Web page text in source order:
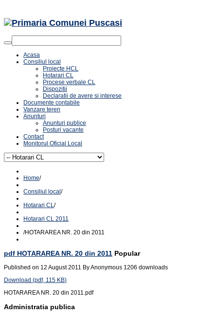
Acasa
Consiliul local
Proiecte HCL
Hotarari CL
Procese verbale CL
Dispozitii
Declaratii de avere si interese
Documente contabile
Vanzare teren
Anunturi
Anunturi publice
Posturi vacante
Contact
Monitorul Oficial Local
Home/
Consiliul local/
Hotarari CL/
Hotarari CL 2011
/HOTARAREA NR. 20 din 2011
pdf HOTARAREA NR. 20 din 2011 Popular
Published on 12 August 2011 ByAnonymous 1206 downloads
Download (pdf, 115 KB)
HOTARAREA NR. 20 din 2011.pdf
Administratia publica